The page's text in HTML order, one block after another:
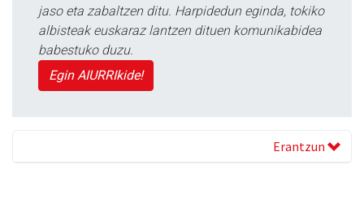
jaso eta zabaltzen ditu. Harpidedun eginda, tokiko
albisteak euskaraz lantzen dituen komunikabidea
babestuko duzu.
Egin AIURRIkide!
Erantzun